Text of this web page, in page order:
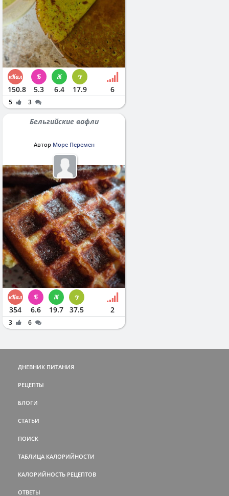
150.8 5.3 6.4 17.9 6
5 3
Бельгийские вафли
Автор Море Перемен
354 6.6 19.7 37.5 2
3 6
ДНЕВНИК ПИТАНИЯ
РЕЦЕПТЫ
БЛОГИ
СТАТЬИ
ПОИСК
ТАБЛИЦА КАЛОРИЙНОСТИ
КАЛОРИЙНОСТЬ РЕЦЕПТОВ
ОТВЕТЫ